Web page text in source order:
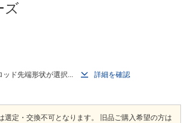
ズ
ド先端形状が選択...
詳細を確認
定・交換不可となります。 旧品ご購入希望の方は